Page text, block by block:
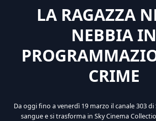
LA RAGAZZA
NEBBIA IN
CRIME
Da oggi fino a venerdì 19 marzo il canale 303
sangue e si trasforma in Sky Cinema